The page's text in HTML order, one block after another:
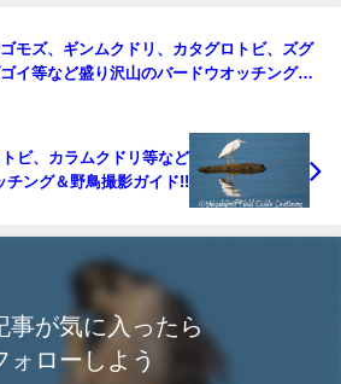
モズ、ギンムクドリ、カタグロトビ、ズグ
イ等など盛り沢山のバードウオッチング＆
ビ、カラムクドリ等など
チング＆野鳥撮影ガイド!!
事が気に入ったら
ォローしよう